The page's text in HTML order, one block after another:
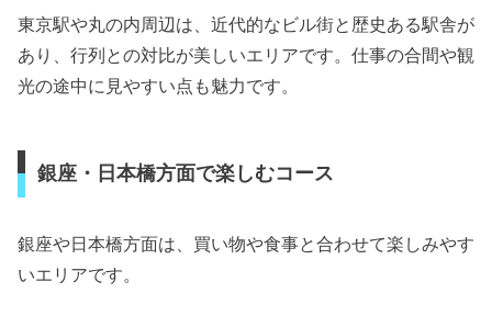
東京駅や丸の内周辺は、近代的なビル街と歴史ある駅舎が
あり、行列との対比が美しいエリアです。仕事の合間や観
光の途中に見やすい点も魅力です。
銀座・日本橋方面で楽しむコース
銀座や日本橋方面は、買い物や食事と合わせて楽しみやす
いエリアです。